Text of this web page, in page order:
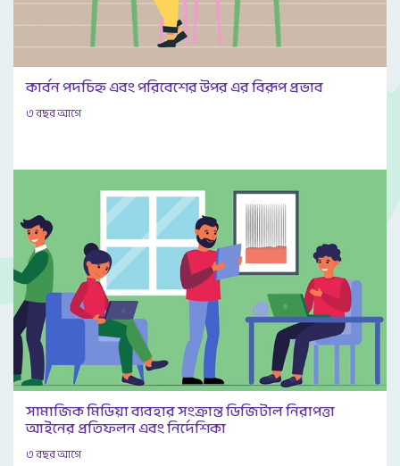
কার্বন পদচিহ্ন এবং পরিবেশের উপর এর বিরূপ প্রভাব
৩ বছর আগে
সামাজিক মিডিয়া ব্যবহার সংক্রান্ত ডিজিটাল নিরাপত্তা
আইনের প্রতিফলন এবং নির্দেশিকা
৩ বছর আগে